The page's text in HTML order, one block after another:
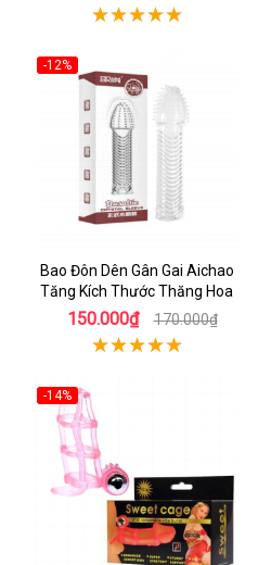
-12%
Bao Đôn Dên Gân Gai Aichao
Tăng Kích Thước Thăng Hoa
150.000₫ 170.000₫
-14%